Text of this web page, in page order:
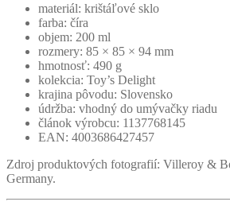
materiál: krištáľové sklo
farba: číra
objem: 200 ml
rozmery: 85 × 85 × 94 mm
hmotnosť: 490 g
kolekcia: Toy’s Delight
krajina pôvodu: Slovensko
údržba: vhodný do umývačky riadu
článok výrobcu: 1137768145
EAN: 4003686427457
Zdroj produktových fotografií: Villeroy &
Germany.